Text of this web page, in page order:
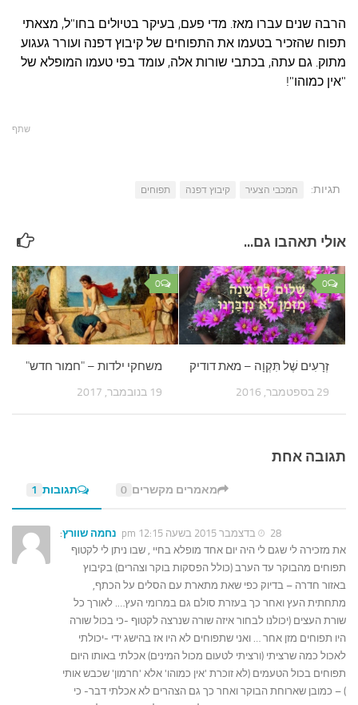
הרבה שנים עברו מאז. מדי פעם, בעיקר בטיולים בחו"ל, מצאתי
תפוח שהזכיר בטעמו את התפוחים של קיבוץ דפנה ועורר געגוע
מתוק. גם עתה, בכתבי שורות אלה, עומד בפי טעמו המופלא של
"אין כמוהו"!
שתף
תגיות: המכבי הצעיר קיבוץ דפנה תפוחים
אולי תאהבו גם...
0
משחקי ילדות – "חמור חדש"
19 בנובמבר, 2017
0
זְרָעִים שֶׁל תִּקְוָה – מאת דודיק
29 בספטמבר, 2016
תגובה אחת
תגובות 1 מאמרים מקשרים 0
נחמה שוורץ:
28 בדצמבר 2015 בשעה 12:15 pm
את מזכירה לי שגם לי היה יום אחד מופלא בחיי , שבו ניתן לי לקטוף
תפוחים מהבוקר עד הערב (כולל הפסקות בוקר וצהרים) בקיבוץ
באזור חדרה – בדיוק כפי שאת מתארת עם הסלים על הכתף,
מתחתית העץ ואחר כך בעזרת סולם גם במרומי העץ…. לאורך כל
שורת העצים (יכולנו לבחור איזה שורה שנרצה לקטוף -כי בכול שורה
היו תפוחים מזן אחר … ואני שתפוחים לא היו אז בהישג ידי -יכולתי
לאכול כמה שרציתי (ורציתי לטעום מכול המינים) אכלתי באותו היום
תפוחים בכול הטעמים (לא זוכרת 'אין כמוהו' אלא 'חרמון' שכבש אותי
) – כמובן שארוחת הבוקר ואחר כך גם הצהרים לא אכלתי דבר- כי